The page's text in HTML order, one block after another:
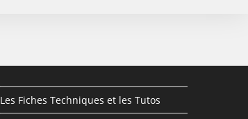
Les Fiches Techniques et les Tutos